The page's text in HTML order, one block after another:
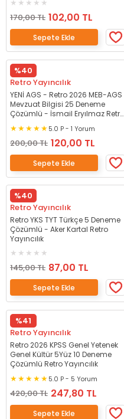
170,00 TL 102,00 TL
Sepete Ekle
%40
Retro Yayıncılık
YENİ AGS - Retro 2026 MEB-AGS
Mevzuat Bilgisi 25 Deneme
Çözümlü - İsmail Eryılmaz Retro
5.0 P - 1 Yorum
200,00 TL 120,00 TL
Sepete Ekle
%40
Retro Yayıncılık
Retro YKS TYT Türkçe 5 Deneme
Çözümlü - Aker Kartal Retro
Yayıncılık
145,00 TL 87,00 TL
Sepete Ekle
%41
Retro Yayıncılık
Retro 2026 KPSS Genel Yetenek
Genel Kültür 5Yüz 10 Deneme
Çözümlü Retro Yayıncılık
5.0 P - 5 Yorum
420,00 TL 247,80 TL
Sepete Ekle